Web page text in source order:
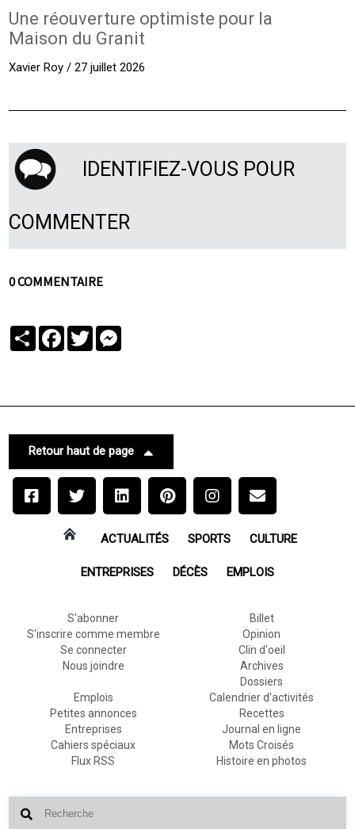
Une réouverture optimiste pour la
Maison du Granit
Xavier Roy / 27 juillet 2026
IDENTIFIEZ-VOUS POUR
COMMENTER
0 COMMENTAIRE
PartagerFacebook
Twitter
Retour haut de page
ACTUALITÉS SPORTS CULTURE
ENTREPRISES DÉCÈS EMPLOIS
S'abonner
S'inscrire comme membre
Se connecter
Nous joindre
Billet
Opinion
Clin d'oeil
Archives
Dossiers
Emplois
Petites annonces
Entreprises
Cahiers spéciaux
Flux RSS
Calendrier d'activités
Recettes
Journal en ligne
Mots Croisés
Histoire en photos